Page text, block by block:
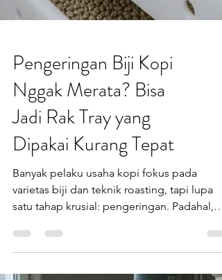
Pengeringan Biji Kopi
Nggak Merata? Bisa
Jadi Rak Tray yang
Dipakai Kurang Tepat
varietas biji dan teknik roasting, tapi lupa
satu tahap krusial: pengeringan. Padahal,
proses ini sangat menentukan stabilitas rasa